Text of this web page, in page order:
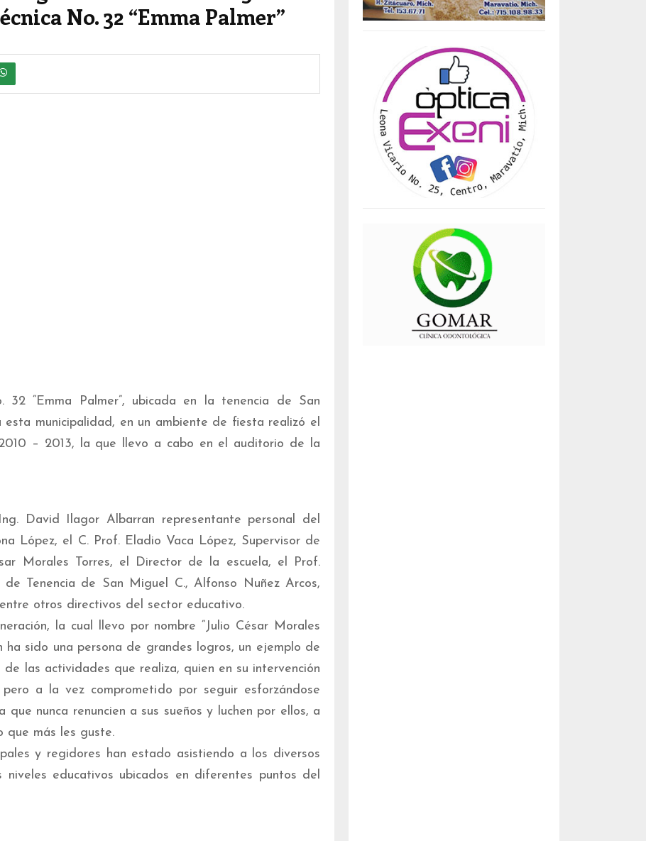
No. 32 “Emma Palmer”
32 “Emma Palmer”, ubicada en la tenencia de San
esta municipalidad, en un ambiente de fiesta realizó el
– 2013, la que llevo a cabo en el auditorio de la
David Ilagor Albarran representante personal del
López, el C. Prof. Eladio Vaca López, Supervisor de
Morales Torres, el Director de la escuela, el Prof.
Tenencia de San Miguel C., Alfonso Nuñez Arcos,
otros directivos del sector educativo.
la cual llevo por nombre “Julio César Morales
ha sido una persona de grandes logros, un ejemplo de
las actividades que realiza, quien en su intervención
a la vez comprometido por seguir esforzándose
nunca renuncien a sus sueños y luchen por ellos, a
que más les guste.
y regidores han estado asistiendo a los diversos
educativos ubicados en diferentes puntos del